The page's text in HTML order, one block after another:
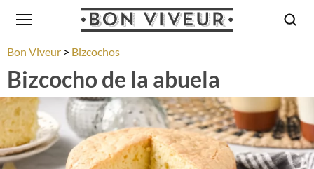
Bon Viveur Bizcochos
Bizcocho de la abuela